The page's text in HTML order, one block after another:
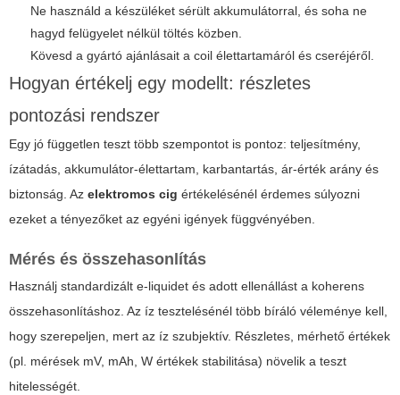
Ne használd a készüléket sérült akkumulátorral, és soha ne
hagyd felügyelet nélkül töltés közben.
Kövesd a gyártó ajánlásait a coil élettartamáról és cseréjéről.
Hogyan értékelj egy modellt: részletes
pontozási rendszer
Egy jó független teszt több szempontot is pontoz: teljesítmény,
ízátadás, akkumulátor-élettartam, karbantartás, ár-érték arány és
biztonság. Az elektromos cig értékelésénél érdemes súlyozni
ezeket a tényezőket az egyéni igények függvényében.
Mérés és összehasonlítás
Használj standardizált e-liquidet és adott ellenállást a koherens
összehasonlításhoz. Az íz tesztelésénél több bíráló véleménye kell,
hogy szerepeljen, mert az íz szubjektív. Részletes, mérhető értékek
(pl. mérések mV, mAh, W értékek stabilitása) növelik a teszt
hitelességét.